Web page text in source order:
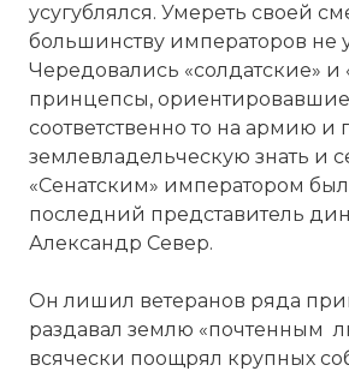
усугублялся. Умереть своей
большинству императоров не
Чередовались «солдатские» и
принцепсы,
соответственно то на армию и
землевладельческую знать и
«Сенатским» императором
последний представитель
Александр Север.
Он лишил ветеранов ряда
раздавал землю «почтенным
всячески поощрял крупных